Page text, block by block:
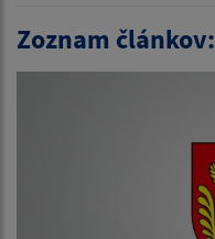
Zoznam článkov: